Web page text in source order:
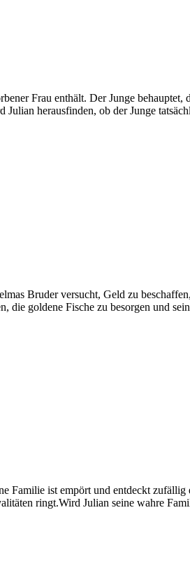
Frau enthält. Der Junge
herausfinden, ob der Junge
Bruder versucht, Geld zu
die goldene Fische zu besorgen und
ist empört und entdeckt
ringt.Wird Julian seine wahre